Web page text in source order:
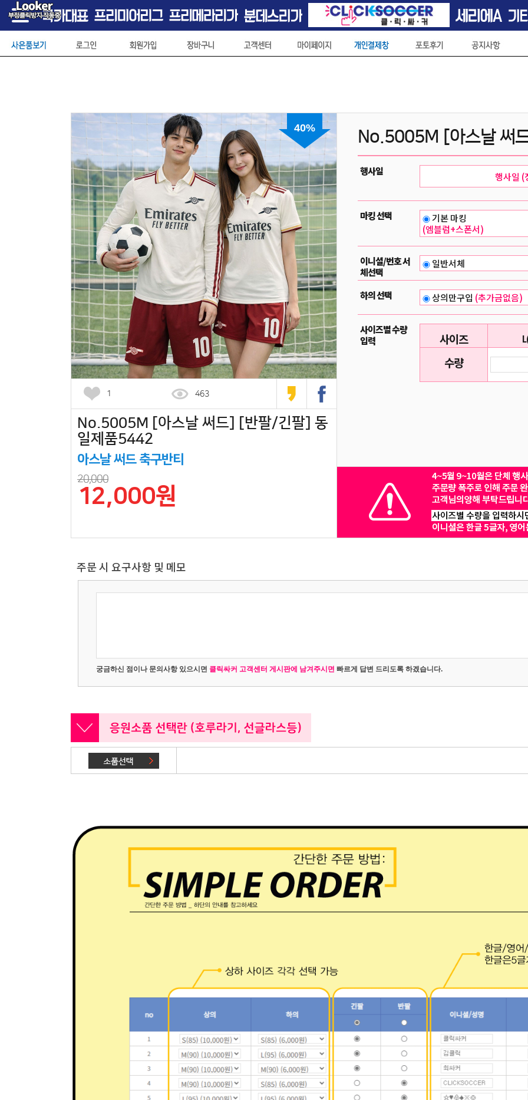
40%
1 463
No.5005M [아스날 써드] [반팔/긴팔] 동
일제품5442
아스날 써드 축구반티
20,000
12,000원
No.5005M [아스날 써
행사일
마킹 선택
기본 마킹
(엠블럼+스폰서)
이니셜/번호 서
체선택
일반서체
하의 선택 상의만구입 (추가금없음)
사이즈별 수량
입력
사이즈
수량
주문 시 요구사항 및 메모
궁금하신 점이나 문의사항 있으시면 클릭싸커 고객센터 게시판에 남겨주시면 빠르게 답변 드리도록 하겠습니다.